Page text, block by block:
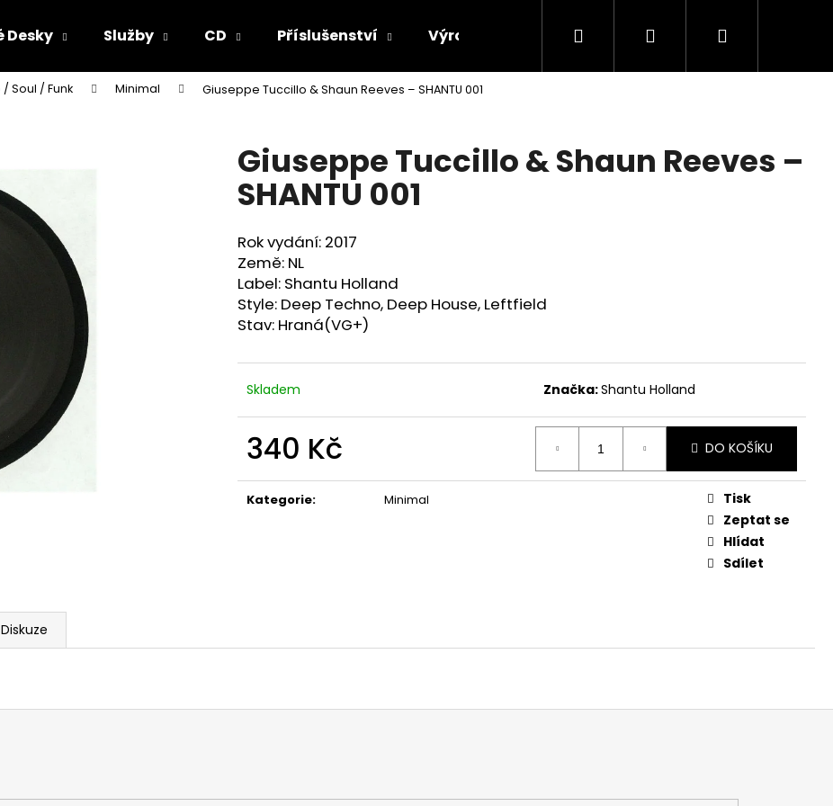
Desky Služby CD Příslušenství Výroba vinylových desek Výkup
Hledat PřihlášeníNákupní
Soul / Funk Minimal Giuseppe Tuccillo & Shaun Reeves ‎– SHANTU 001
Giuseppe Tuccillo & Shaun Reeves ‎–
SHANTU 001
Rok vydání: 2017
Země: NL
Label: Shantu Holland
Style: Deep Techno, Deep House, Leftfield
Stav: Hraná(VG+)
Skladem Značka:Shantu Holland
340 Kč
cena:
DO KOŠÍKU
Kategorie: Minimal
Tisk
Zeptat se
Hlídat
Sdílet
Diskuze
Co potřebujete najít?
HLEDAT